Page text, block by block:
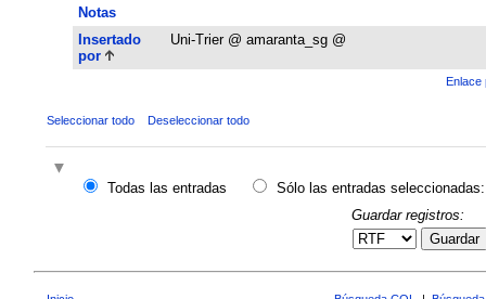
Notas
Insertado
por
Uni-Trier @ amaranta_sg @
Enlace
Seleccionar todo Deseleccionar todo
Todas las entradas
Sólo las entradas seleccionadas:
Guardar registros:
Guardar